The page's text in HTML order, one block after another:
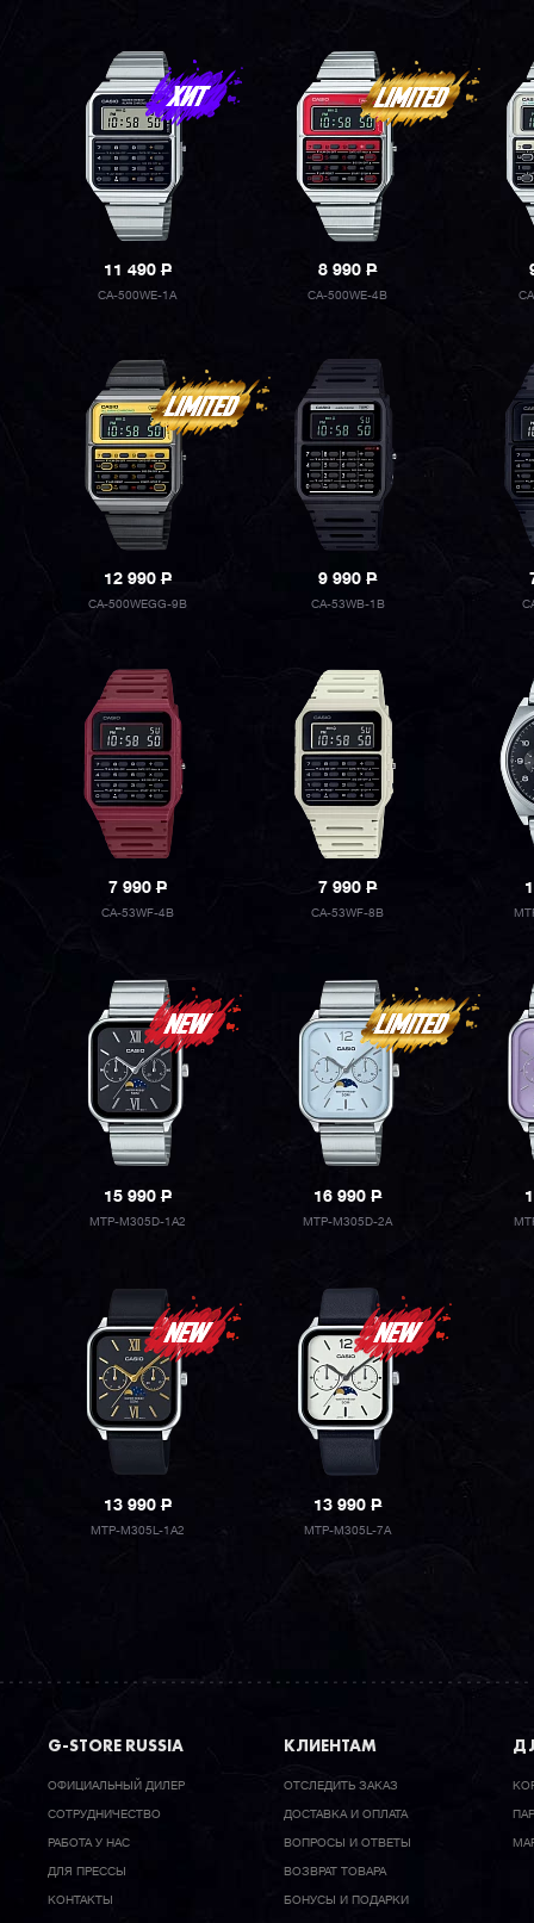
11 490P
CA-500WE-1A
8 990P
CA-500WE-4B
12 990P
CA-500WEGG-9B
9 990P
CA-53WB-1B
7 990P
CA-53WF-4B
7 990P
CA-53WF-8B
15 990P
MTP-M305D-1A2
16 990P
MTP-M305D-2A
13 990P
MTP-M305L-1A2
13 990P
MTP-M305L-7A
G-STORE RUSSIA
ОФИЦИАЛЬНЫЙ ДИЛЕР
CОТРУДНИЧЕСТВО
РАБОТА У НАС
ДЛЯ ПРЕССЫ
КОНТАКТЫ
КЛИЕНТАМ
ОТСЛЕДИТЬ ЗАКАЗ
ДОСТАВКА И ОПЛАТА
ВОПРОСЫ И ОТВЕТЫ
ВОЗВРАТ ТОВАРА
БОНУСЫ И ПОДАРКИ